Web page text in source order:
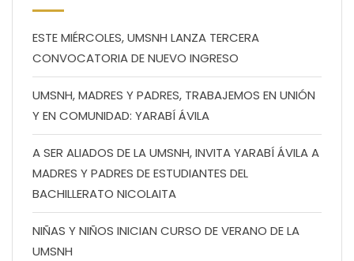
ESTE MIÉRCOLES, UMSNH LANZA TERCERA
CONVOCATORIA DE NUEVO INGRESO
UMSNH, MADRES Y PADRES, TRABAJEMOS EN UNIÓN
Y EN COMUNIDAD: YARABÍ ÁVILA
A SER ALIADOS DE LA UMSNH, INVITA YARABÍ ÁVILA A
MADRES Y PADRES DE ESTUDIANTES DEL
BACHILLERATO NICOLAITA
NIÑAS Y NIÑOS INICIAN CURSO DE VERANO DE LA
UMSNH